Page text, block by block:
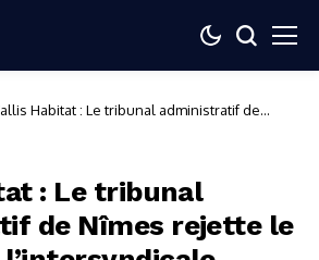
Habitat : Le tribunal administratif de
: Le tribunal
de Nîmes rejette le